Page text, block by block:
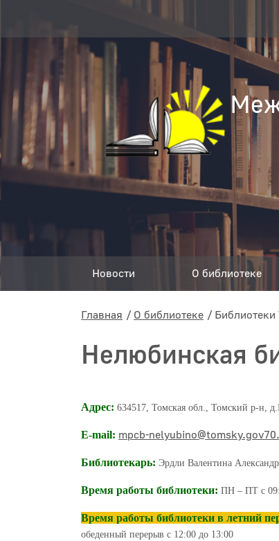
Новости О библиотеке
Главная О библиотеке Библиотеки
Нелюбинская
Адрес: 634517, Томская обл., Томский р-н,
E-mail: mpcb-
Библиотекарь: Эрдли Валентина
Время работы библиотеки: ПН – ПТ с
Время работы библиотеки в летний
обеденный перерыв с 12:00 до 13:00